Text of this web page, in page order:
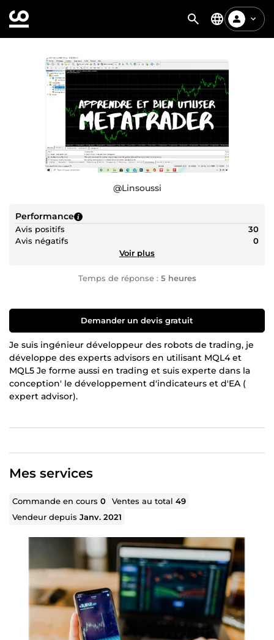
@Linsoussi
Performance
Avis positifs
30
Avis négatifs
0
Voir plus
Temps de réponse : 5 heures
Demander un devis gratuit
Je suis ingénieur développeur des robots de trading, je
développe des experts advisors en utilisant MQL4 et
MQL5 Je forme aussi en trading et suis experte dans la
conception' le développement d'indicateurs et d'EA (
expert advisor).
Mes services
Commande en cours0 Ventes au total49
Vendeur depuisJanv. 2021